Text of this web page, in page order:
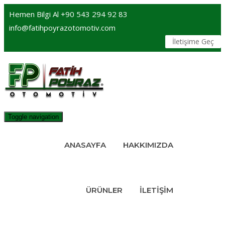
Hemen Bilgi Al +90 543 294 92 83
info@fatihpoyrazotomotiv.com
İletişime Geç
Toggle navigation
ANASAYFA HAKKIMIZDA
ÜRÜNLER İLETIŞIM